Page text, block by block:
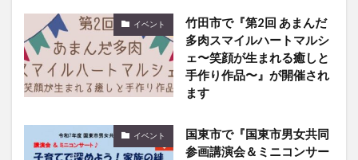
イベント
竹田市で『第2回 あまんだ
多肉スマイルハートマルシ
ェ〜笑顔が生まれる癒しと
手作り作品〜』が開催され
ます
イベント
国東市で『国東市男女共同
参画講演会＆ミニコンサー